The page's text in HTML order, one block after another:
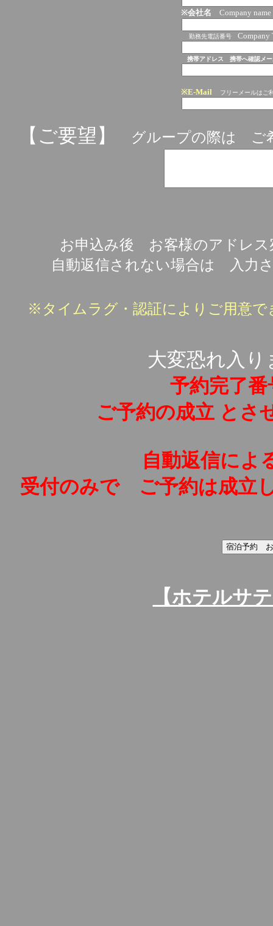
※会社名 Company name
勤務先電話番号Company
携帯アドレス 携帯へ確認メ
※E-Mail フリーメールはご
【 ご要望 】 グループの際は ご
お申込み後 お客様のアドレ
自動返信されない場合は 入力
※タイムラグ・認証によりご用意
大変恐れ入
予約完了
ご予約の成立 とさ
自動返信に
受付のみで ご予約は成立
【ホテルサ